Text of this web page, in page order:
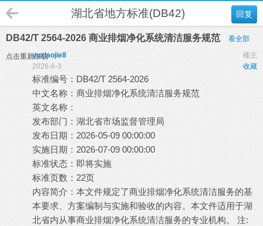
回复
湖北省地方标准(DB42)
DB42/T 2564-2026 商业排烟净化系统清洁服务规范 看全部
点击重新加载 楼主
yuxiaojie8
收藏
2026-6-3
标准编号：DB42/T 2564-2026
中文名称：商业排烟净化系统清洁服务规范
英文名称：
发布部门：湖北省市场监督管理局
发布日期：2026-05-09 00:00:00
实施日期：2026-07-09 00:00:00
标准状态：即将实施
标准页数：22页
内容简介：本文件规定了商业排烟净化系统清洁服务的基
本要求、方案编制与实施和验收的内容。本文件适用于湖
北省内从事商业排烟净化系统清洁服务的专业机构。 注: